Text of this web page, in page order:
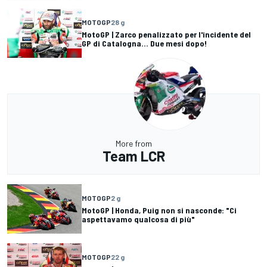
MOTOGP28 g
MotoGP | Zarco penalizzato per l'incidente del
GP di Catalogna... Due mesi dopo!
More from
Team LCR
MOTOGP2 g
MotoGP | Honda, Puig non si nasconde: "Ci
aspettavamo qualcosa di più"
MOTOGP22 g